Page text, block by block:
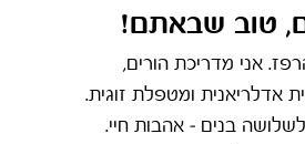
טוב שבאתם!
אני מדריכת הורים,
אדלריאנית ומטפלת זוגית.
בנים – אהבות חיי.